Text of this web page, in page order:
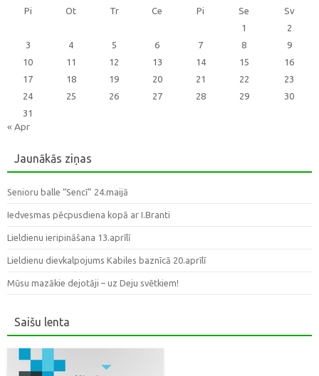
Pi
Ot Tr Ce Pi Se
Sv
1
2
3
4 5 6 7 8
9
10
11 12 13 14 15
16
17
18 19 20 21 22
23
24
25 26 27 28 29
30
31
« Apr
Jaunākās ziņas
Senioru balle “Sencī” 24.maijā
Iedvesmas pēcpusdiena kopā ar I.Branti
Lieldienu ieripināšana 13.aprīlī
Lieldienu dievkalpojums Kabiles baznīcā 20.aprīlī
Mūsu mazākie dejotāji – uz Deju svētkiem!
Saišu lenta